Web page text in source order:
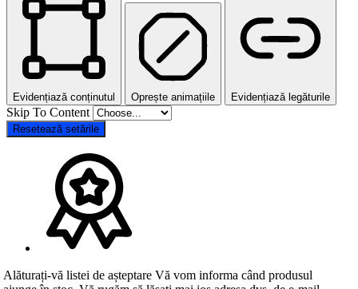
Evidențiază conținutul Oprește animațiile Evidențiază legăturile
Skip To Content
Resetează setările
Alăturați-vă listei de așteptare Vă vom informa când produsul